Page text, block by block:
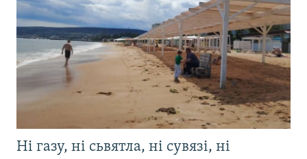
Ні газу, ні сьвятла, ні сувязі, ні